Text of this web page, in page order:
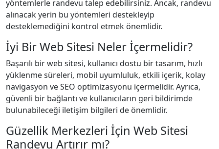
yöntemlerle randevu talep edebilirsiniz. Ancak, randevu
alınacak yerin bu yöntemleri destekleyip
desteklemediğini kontrol etmek önemlidir.
İyi Bir Web Sitesi Neler İçermelidir?
Başarılı bir web sitesi, kullanıcı dostu bir tasarım, hızlı
yüklenme süreleri, mobil uyumluluk, etkili içerik, kolay
navigasyon ve SEO optimizasyonu içermelidir. Ayrıca,
güvenli bir bağlantı ve kullanıcıların geri bildirimde
bulunabileceği iletişim bilgileri de önemlidir.
Güzellik Merkezleri İçin Web Sitesi
Randevu Artırır mı?